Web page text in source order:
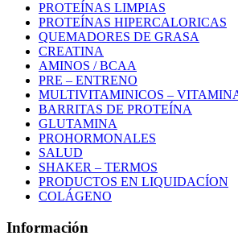
PROTEÍNAS LIMPIAS
PROTEÍNAS HIPERCALORICAS
QUEMADORES DE GRASA
CREATINA
AMINOS / BCAA
PRE – ENTRENO
MULTIVITAMINICOS –
BARRITAS DE PROTEÍNA
GLUTAMINA
PROHORMONALES
SALUD
SHAKER – TERMOS
PRODUCTOS EN LIQUIDACÍON
COLÁGENO
Información